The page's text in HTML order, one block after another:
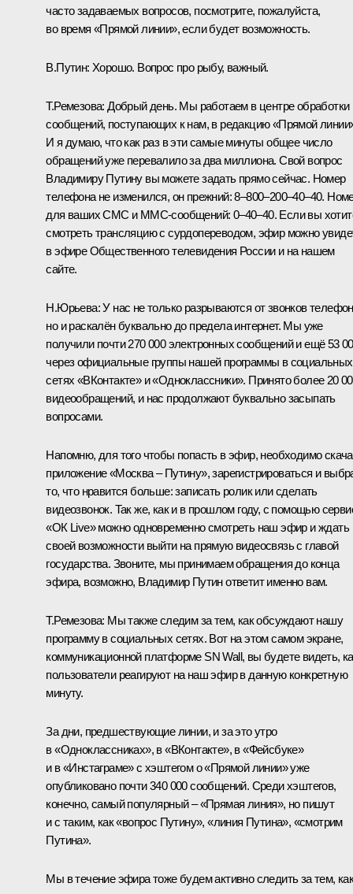
часто задаваемых вопросов, посмотрите, пожалуйста,
во время «Прямой линии», если будет возможность.
В.Путин: Хорошо. Вопрос про рыбу, важный.
Т.Ремезова: Добрый день. Мы работаем в центре обработки
сообщений, поступающих к нам, в редакцию «Прямой
И я думаю, что как раз в эти самые минуты общее число
обращений уже перевалило за два миллиона. Свой вопрос
Владимиру Путину вы можете задать прямо сейчас. Номер
телефона не изменился, он прежний: 8–800–200–40–40.
для ваших СМС и ММС-сообщений: 0–40–40. Если вы
смотреть трансляцию с сурдопереводом, эфир можно
в эфире Общественного телевидения России и на нашем
сайте.
Н.Юрьева:У нас не только разрываются от звонков
но и раскалён буквально до предела интернет. Мы уже
получили почти 270 000 электронных сообщений и ещё 53
через официальные группы нашей программы в социальных
сетях «ВКонтакте» и «Одноклассники». Принято более 20
видеообращений, и нас продолжают буквально засыпать
вопросами.
Напомню, для того чтобы попасть в эфир, необходимо
приложение «Москва – Путину», зарегистрироваться и
то, что нравится больше: записать ролик или сделать
видеозвонок. Так же, как и в прошлом году, с помощью
«ОК Live» можно одновременно смотреть наш эфир и ждать
своей возможности выйти на прямую видеосвязь с главой
государства. Звоните, мы принимаем обращения до конца
эфира, возможно, Владимир Путин ответит именно вам.
Т.Ремезова: Мы также следим за тем, как обсуждают нашу
программу в социальных сетях. Вот на этом самом экране,
коммуникационной платформе SN Wall, вы будете видеть,
пользователи реагируют на наш эфир в данную конкретную
минуту.
За дни, предшествующие линии, и за это утро
в «Одноклассниках», в «ВКонтакте», в «Фейсбуке»
и в «Инстаграме» с хэштегом о «Прямой линии» уже
опубликовано почти 340 000 сообщений. Среди хэштегов,
конечно, самый популярный – «Прямая линия», но пишут
и с таким, как «вопрос Путину», «линия Путина», «смотрим
Путина».
Мы в течение эфира тоже будем активно следить за тем,